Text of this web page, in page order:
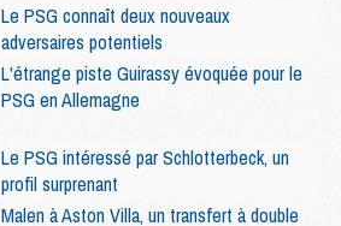
Le PSG connaît deux nouveaux
adversaires potentiels
L'étrange piste Guirassy évoquée pour le
PSG en Allemagne
Le PSG intéressé par Schlotterbeck, un
profil surprenant
Malen à Aston Villa, un transfert à double